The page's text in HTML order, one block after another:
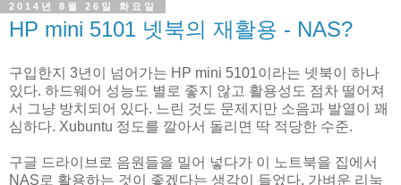
2014년 8월 26일 화요일
HP mini 5101 넷북의 재활용 - NAS?
구입한지 3년이 넘어가는 HP mini 5101이라는 넷북이 하나
있다. 하드웨어 성능도 별로 좋지 않고 활용성도 점차 떨어져
서 그냥 방치되어 있다. 느린 것도 문제지만 소음과 발열이 꽤
심하다. Xubuntu 정도를 깔아서 돌리면 딱 적당한 수준.
구글 드라이브로 음원들을 밀어 넣다가 이 노트북을 집에서
NAS로 활용하는 것이 좋겠다는 생각이 들었다. 가벼운 리눅